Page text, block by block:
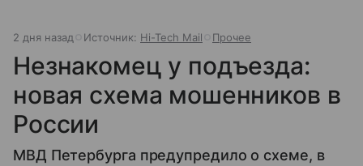
2 дня назад Источник: Hi-Tech Mail Прочее
Незнакомец у подъезда:
новая схема мошенников в
России
МВД Петербурга предупредило о схеме, в